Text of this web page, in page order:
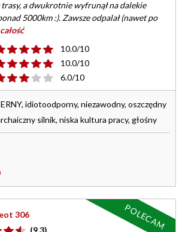
trasy, a dwukrotnie wyfrunął na dalekie
5000km :). Zawsze odpalał (nawet po
10.0/10
10.0/10
6.0/10
idiotoodporny, niezawodny, oszczędny
silnik, niska kultura pracy, głośny
306
(9.3) POLECAM